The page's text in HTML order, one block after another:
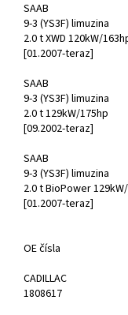
SAAB
9-3 (YS3F) limuzina
2.0 t XWD 120kW/
[01.2007-teraz]
SAAB
9-3 (YS3F) limuzina
2.0 t 129kW/175hp
[09.2002-teraz]
SAAB
9-3 (YS3F) limuzina
2.0 t BioPower
[01.2007-teraz]
OE čísla
CADILLAC
1808617